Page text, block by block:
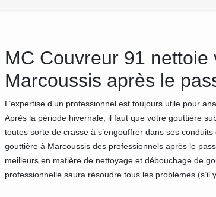
MC Couvreur 91
Marcoussis après le
L’expertise d’un professionnel est toujours utile pour
Après la période hivernale, il faut que votre gouttière
toutes sorte de crasse à s’engouffrer dans ses
gouttière à Marcoussis des professionnels après le
meilleurs en matière de nettoyage et débouchage de
professionnelle saura résoudre tous les problèmes